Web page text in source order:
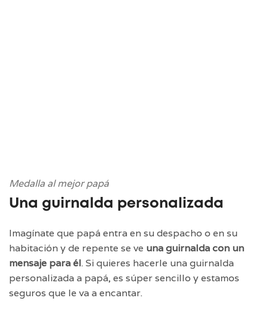
Medalla al mejor papá
Una guirnalda personalizada
Imagínate que papá entra en su despacho o en su
habitación y de repente se ve una guirnalda con un
mensaje para él. Si quieres hacerle una guirnalda
personalizada a papá, es súper sencillo y estamos
seguros que le va a encantar.